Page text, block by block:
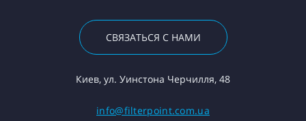
СВЯЗАТЬСЯ С НАМИ
Киев, ул. Уинстона Черчилля, 48
info@filterpoint.com.ua